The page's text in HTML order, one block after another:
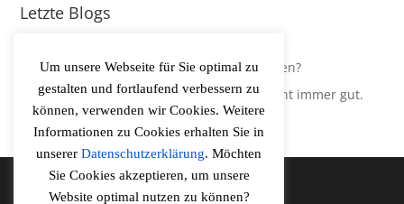
Letzte Blogs
Leidest Du an Hypokapnie, ohne es zu wissen?
Der Körper regelt Sauerstoffversorgung nicht immer gut.
Um unsere Webseite für Sie optimal zu
gestalten und fortlaufend verbessern zu
können, verwenden wir Cookies. Weitere
Informationen zu Cookies erhalten Sie in
unserer Datenschutzerklärung. Möchten
Sie Cookies akzeptieren, um unsere
Website optimal nutzen zu können?